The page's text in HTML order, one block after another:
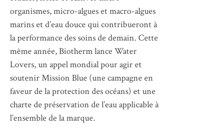
organismes, micro-algues et macro-algues
marins et d’eau douce qui contribueront à
la performance des soins de demain. Cette
même année, Biotherm lance Water
Lovers, un appel mondial pour agir et
soutenir Mission Blue (une campagne en
faveur de la protection des océans) et une
charte de préservation de l’eau applicable à
l’ensemble de la marque.